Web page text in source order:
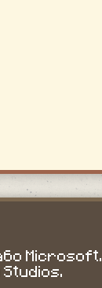
Microsoft.